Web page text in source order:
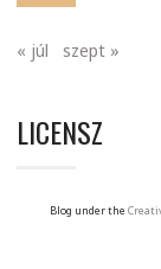
« júl szept »
LICENSZ
Blog under the